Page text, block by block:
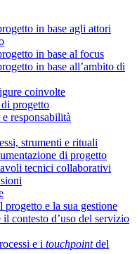
in base agli attori
in base al focus
in base all’ambito di
coinvolte
progetto
responsabilità
strumenti e rituali
di progetto
tecnici collaborativi
e la sua gestione
contesto d’uso del servizio
e i touchpointdel